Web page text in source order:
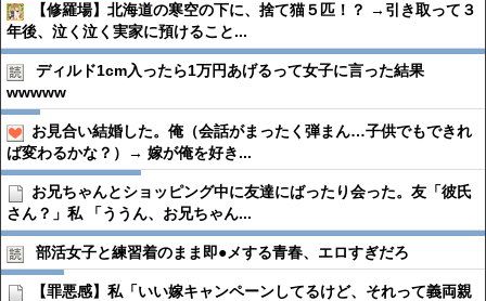
【修羅場】北海道の寒空の下に、捨て猫５匹！？ →引き取って３
年後、泣く泣く実家に預けること...
ディルド1cm入ったら1万円あげるって女子に言った結果
wwwww
お見合い結婚した。俺（会話がまったく弾まん…子供でもできれ
ば変わるかな？）→ 嫁が俺を好き...
お兄ちゃんとショッピング中に友達にばったり会った。友「彼氏
さん？」私 「ううん、お兄ちゃん...
部活女子と練習着のまま即●︎メする青春、エロすぎだろ
【罪悪感】私「いい嫁キャンペーンしてるけど、それって義両親